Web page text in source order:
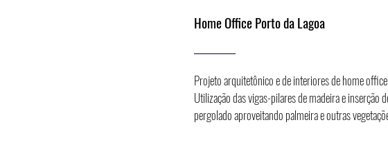
Home Office Porto da Lagoa
Projeto arquitetônico e de interiores de home
Utilização das vigas-pilares de madeira e
pergolado aproveitando palmeira e outras